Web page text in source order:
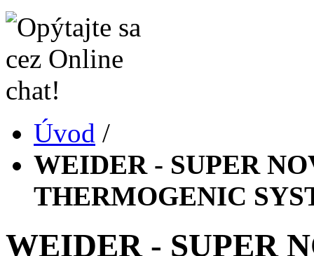
Úvod /
WEIDER - SUPER
THERMOGENIC
WEIDER - SUPER